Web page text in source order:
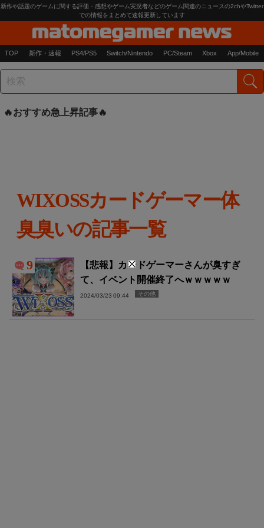
新作や話題のゲームに関する評価・感想やゲーム実況者などのゲーム関連のニュースの2chやTwitter
での情報をまとめて速報更新しています
TOP 新作・速報 PS4/PS5 Switch/Nintendo PC/Steam Xbox App/Mobile
おすすめ急上昇記事
WIXOSSカードゲーマー体
臭臭いの記事一覧
9
【悲報】カードゲーマーさんが臭すぎ
て、イベント開催終了へｗｗｗｗｗ
2024/03/23 09:44 その他